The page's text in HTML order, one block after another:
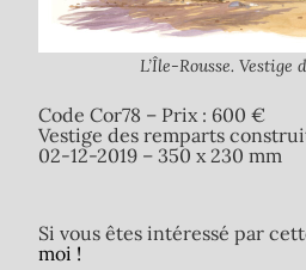
L’Île-Rousse. Vestige
Code Cor78 – Prix : 600 €
Vestige des remparts
02-12-2019 – 350 x 230 mm
Si vous êtes intéressé par
moi !